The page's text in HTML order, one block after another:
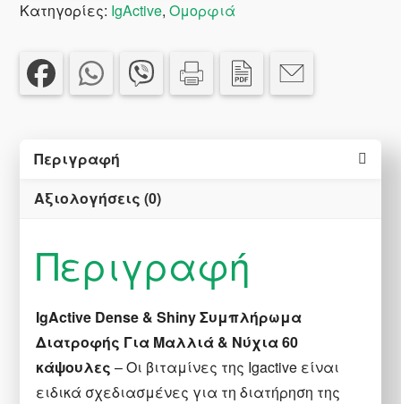
And
Nails
60caps
Κατηγορίες: IgActive,Ομορφιά
Περιγραφή
Αξιολογήσεις (0)
Περιγραφή
IgActive Dense & Shiny Συμπλήρωμα
Διατροφής Για Μαλλιά & Νύχια 60
κάψουλες – Οι βιταμίνες της Igactive είναι
ειδικά σχεδιασμένες για τη διατήρηση της